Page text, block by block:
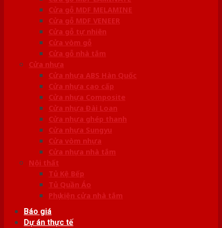
Cửa gỗ MDF MELAMINE
Cửa gỗ MDF VENEER
Cửa gỗ tự nhiên
Cửa vòm gỗ
Cửa gỗ nhà tắm
Cửa nhựa
Cửa nhựa ABS Hàn Quốc
Cửa nhựa cao cấp
Cửa nhựa Composite
Cửa nhựa Đài Loan
Cửa nhựa ghép thanh
Cửa nhựa Sungyu
Cửa vòm nhựa
Cửa nhựa nhà tắm
Nội thất
Tủ Kệ Bếp
Tủ Quần Áo
Phụ kiện cửa nhà tắm
Báo giá
Dự án thực tế